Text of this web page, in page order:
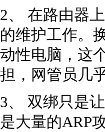
2、 在路由器
的维护工作。
动性电脑，这
担，网管员几
3、 双绑只是
是大量的ARP